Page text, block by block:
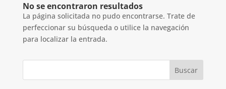
No se encontraron resultados
La página solicitada no pudo encontrarse. Trate de
perfeccionar su búsqueda o utilice la navegación
para localizar la entrada.